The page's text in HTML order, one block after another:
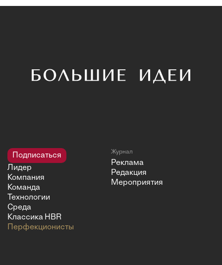
Подписаться
Лидер
Компания
Команда
Технологии
Среда
Классика HBR
Перфекционисты
Журнал
Реклама
Редакция
Мероприятия